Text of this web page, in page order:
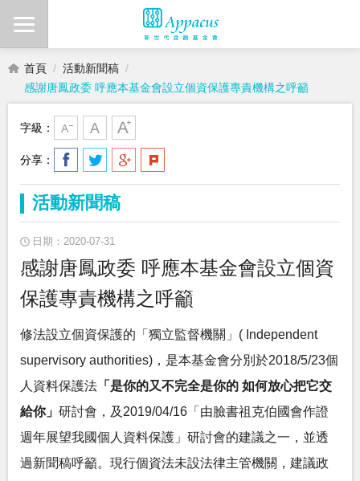
首頁
活動新聞稿
感謝唐鳳政委 呼應本基金會設立個資保護專責機構之呼籲
字級：
分享：
活動新聞稿
日期：2020-07-31
感謝唐鳳政委 呼應本基金會設立個資
保護專責機構之呼籲
修法設立個資保護的「獨立監督機關」( Independent
supervisory authorities)，是本基金會分別於2018/5/23個
人資料保護法 「是你的又不完全是你的 如何放心把它交
給你」 研討會，及2019/04/16「由臉書祖克伯國會作證
週年展望我國個人資料保護」研討會的建議之一，並透
過新聞稿呼籲。現行個資法未設法律主管機關，建議政